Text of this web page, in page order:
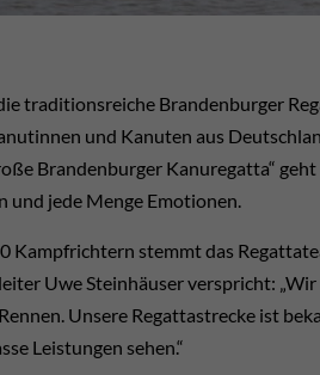
traditionsreiche Brandenburger
und Kanuten aus
Brandenburger Kanuregatta“
und jede Menge Emotionen.
Kampfrichtern stemmt das
Uwe Steinhäuser verspricht:
Unsere Regattastrecke ist
Leistungen sehen.“